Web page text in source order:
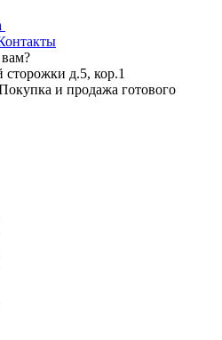
д.5, кор.1
и продажа готового